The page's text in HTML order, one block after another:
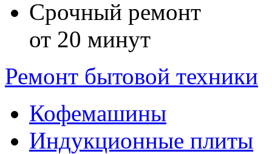
Срочный ремонт
от 20 минут
Ремонт бытовой техники
Кофемашины
Индукционные плиты